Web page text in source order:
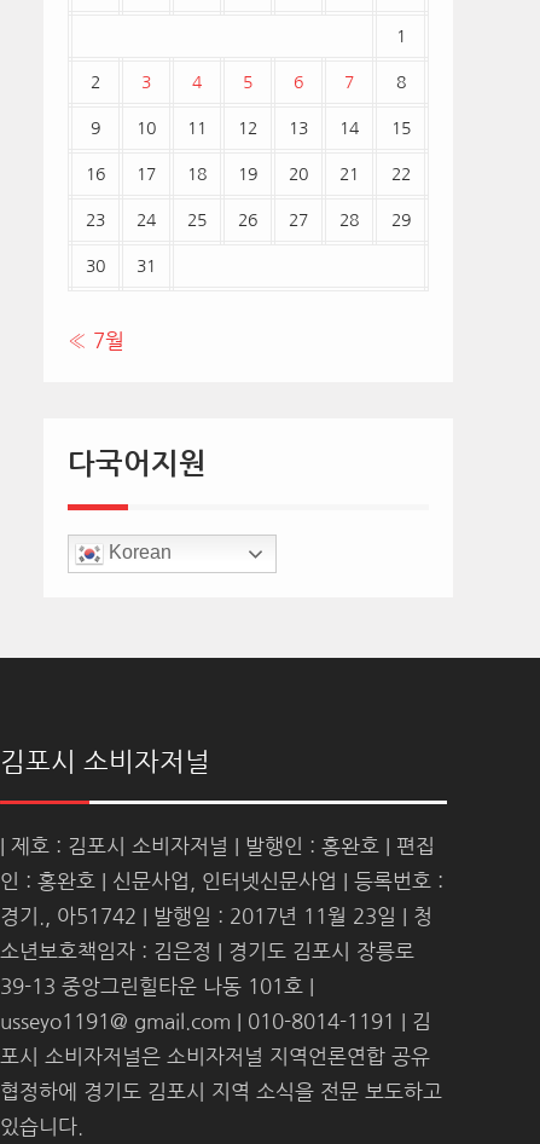
1
2 3 4 5 6 7 8
9 10 11 12 13 14 15
16 17 18 19 20 21 22
23 24 25 26 27 28 29
30 31
« 7월
다국어지원
Korean
김포시 소비자저널
| 제호 : 김포시 소비자저널 | 발행인 : 홍완호 | 편집
인 : 홍완호 | 신문사업, 인터넷신문사업 | 등록번호 :
경기., 아51742 | 발행일 : 2017년 11월 23일 | 청
소년보호책임자 : 김은정 | 경기도 김포시 장릉로
39-13 중앙그린힐타운 나동 101호 |
usseyo1191@ gmail.com | 010-8014-1191 | 김
포시 소비자저널은 소비자저널 지역언론연합 공유
협정하에 경기도 김포시 지역 소식을 전문 보도하고
있습니다.